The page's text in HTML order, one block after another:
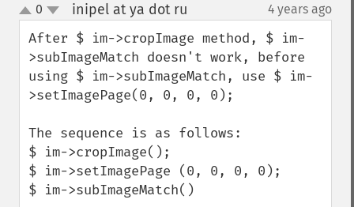
up
down
0 inipel at ya dot ru 4 years ago
After $ im->cropImage method, $ im-
>subImageMatch doesn't work, before
using $ im->subImageMatch, use $ im-
>setImagePage(0, 0, 0, 0);
The sequence is as follows:
$ im->cropImage();
$ im->setImagePage (0, 0, 0, 0);
$ im->subImageMatch()
haldClutImage
hasNextImage
hasPreviousImage
identifyFormat
identifyImage
implodeImage
inverseFourierTransformImage
labelImage
levelImage
linearStretchImage